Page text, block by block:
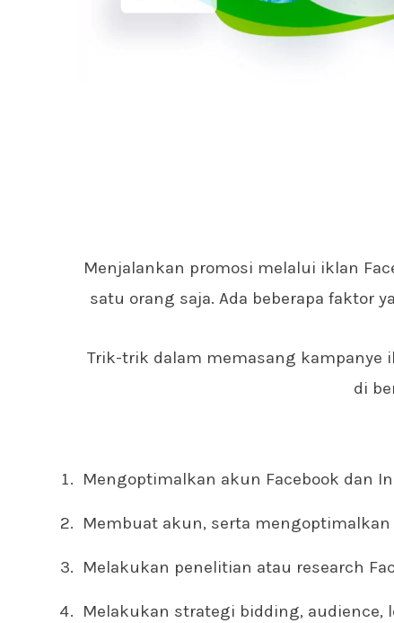
Menjalankan promosi melalui iklan
satu orang saja. Ada beberapa faktor
Trik-trik dalam memasang kampanye
di
Mengoptimalkan akun Facebook dan
Membuat akun, serta
Melakukan penelitian atau research
Melakukan strategi bidding,